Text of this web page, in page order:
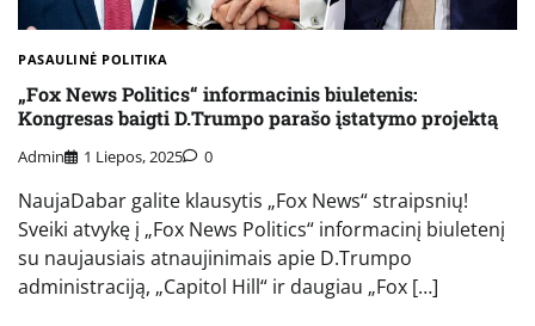
PASAULINĖ POLITIKA
„Fox News Politics“ informacinis biuletenis:
Kongresas baigti D.Trumpo parašo įstatymo projektą
Admin 1 Liepos, 2025 0
NaujaDabar galite klausytis „Fox News“ straipsnių!
Sveiki atvykę į „Fox News Politics“ informacinį biuletenį
su naujausiais atnaujinimais apie D.Trumpo
administraciją, „Capitol Hill“ ir daugiau „Fox […]